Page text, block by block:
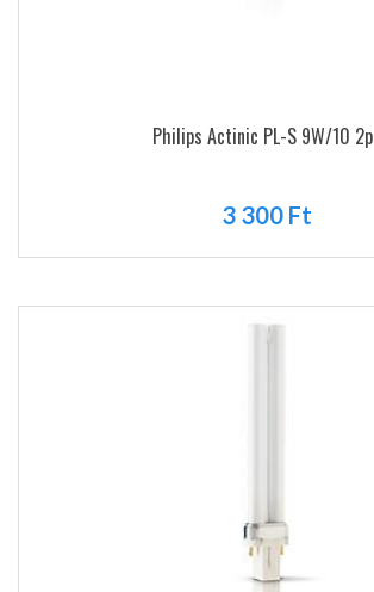
Philips Actinic PL-S 9W/10 2p
3 300 Ft